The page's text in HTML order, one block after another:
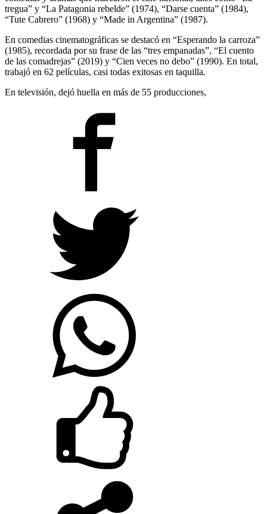
tregua” y “La Patagonia rebelde” (1974), “Darse cuenta” (1984),
“Tute Cabrero” (1968) y “Made in Argentina” (1987).
En comedias cinematográficas se destacó en “Esperando la carroza”
(1985), recordada por su frase de las “tres empanadas”, “El cuento
de las comadrejas” (2019) y “Cien veces no debo” (1990). En total,
trabajó en 62 películas, casi todas exitosas en taquilla.
En televisión, dejó huella en más de 55 producciones,